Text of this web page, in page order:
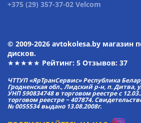
+375 (29) 357-37-02 Velcom
© 2009-2026 avtokolesa.by магазин
дисков.
★★★★★ Рейтинг: 5 Отзывов: 37
ЧТТУП «ЯрТранСервис» Республика
Гродненская обл., Лидский р-н, п. Дитва,
УНП 590834748 в торговом реестре с
торговом реестре − 407874.
№ 0055534 выдано 13.08.2008г.